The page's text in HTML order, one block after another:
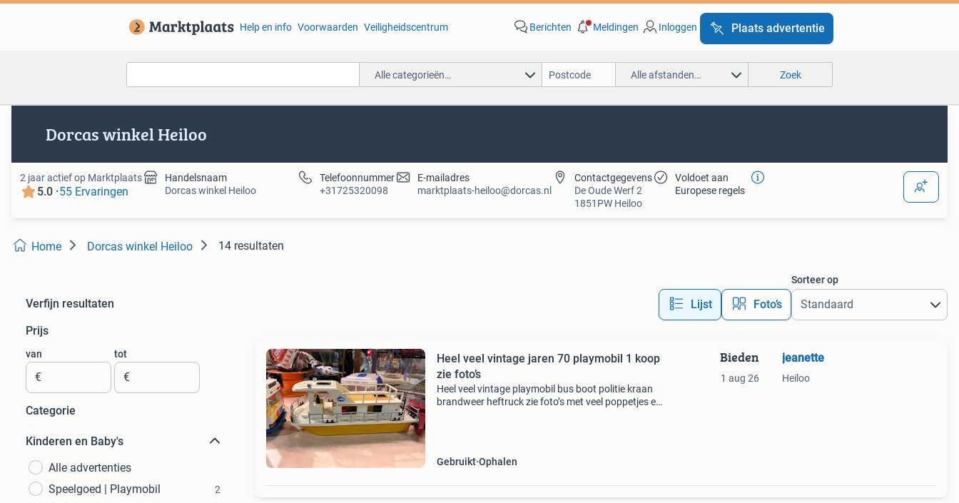
Help en info Voorwaarden Veiligheidscentrum Berichten Meldingen Inloggen Plaats advertentie
Alle categorieën… Alle afstanden… Zoek
Van deze adverteerder
Dorcas winkel Heiloo
2 jaar actief op Marktplaats
5.0 ·55 Ervaringen
Handelsnaam
Dorcas winkel Heiloo
Telefoonnummer
+31725320098
E-mailadres
marktplaats-heiloo@dorcas.nl
Contactgegevens
De Oude Werf 2
1851PW Heiloo
Voldoet aan
Europese regels
Home Dorcas winkel Heiloo 14 resultaten
Verfijn resultaten
Prijs
van
€
tot
€
Categorie
Kinderen en Baby's
Alle advertenties
Speelgoed | Playmobil
2
Lijst Foto’s
Sorteer op
Heel veel vintage jaren 70 playmobil 1 koop
zie foto’s
Heel veel vintage playmobil bus boot politie kraan
brandweer heftruck zie foto’s met veel poppetjes en
Gebruikt Ophalen
Bieden
1 aug 26
jeanette
Heiloo